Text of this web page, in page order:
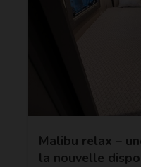
Malibu relax –
la nouvelle